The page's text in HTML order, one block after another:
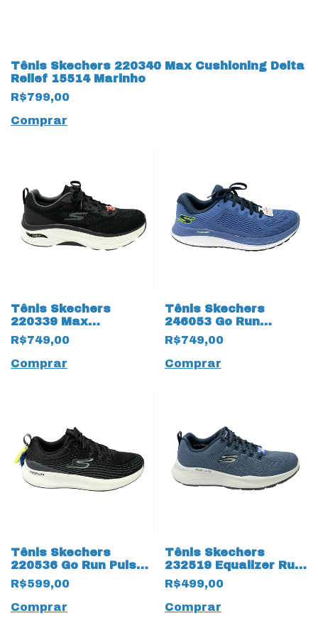
Tênis Skechers 220340 Max Cushioning Delta
Relief 15514 Marinho
R$799,00
Comprar
Tênis Skechers
220339 Max
Cushioning Arch Fit
Upper Hand Preto
R$749,00
Comprar
Tênis Skechers
246053 Go Run
Persistence 15378
Azul
R$749,00
Comprar
Tênis Skechers
220536 Go Run Pulse
Haptic Motion
GoodYear 15375 Preto
R$599,00
Comprar
Tênis Skechers
232519 Equalizer Run-
Trail 5.0 15374 Azul
R$499,00
Comprar